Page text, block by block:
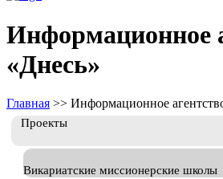
Информационное
«Днесь»
Главная >> Информационное
Проекты
Викариатские миссионерские школы